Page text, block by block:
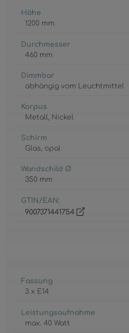
Höhe
1200 mm
Durchmesser
460 mm
Dimmbar
abhängig vom Leuchtmittel
Korpus
Metall , Nickel
Schirm
Glas, opal
Wandschild Ø
350 mm
GTIN/EAN:
9007371441754
Fassung
3 x E14
Leistungsaufnahme
max. 40 Watt